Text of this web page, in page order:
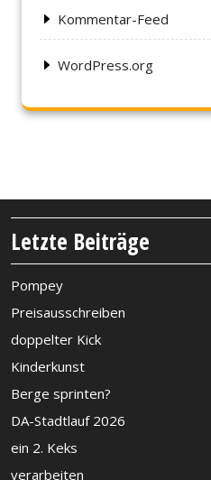
Kommentar-Feed
WordPress.org
Letzte Beiträge
Pompey
Preisausschreiben
doppelter Kick
Kinderkunst
Berge sprinten?
DA-Stadtlauf 2026
ein 2. Keks
verarbeiten